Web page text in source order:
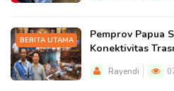
BERITA UTAMA
Pemprov Papua
Konektivitas
Rayendi